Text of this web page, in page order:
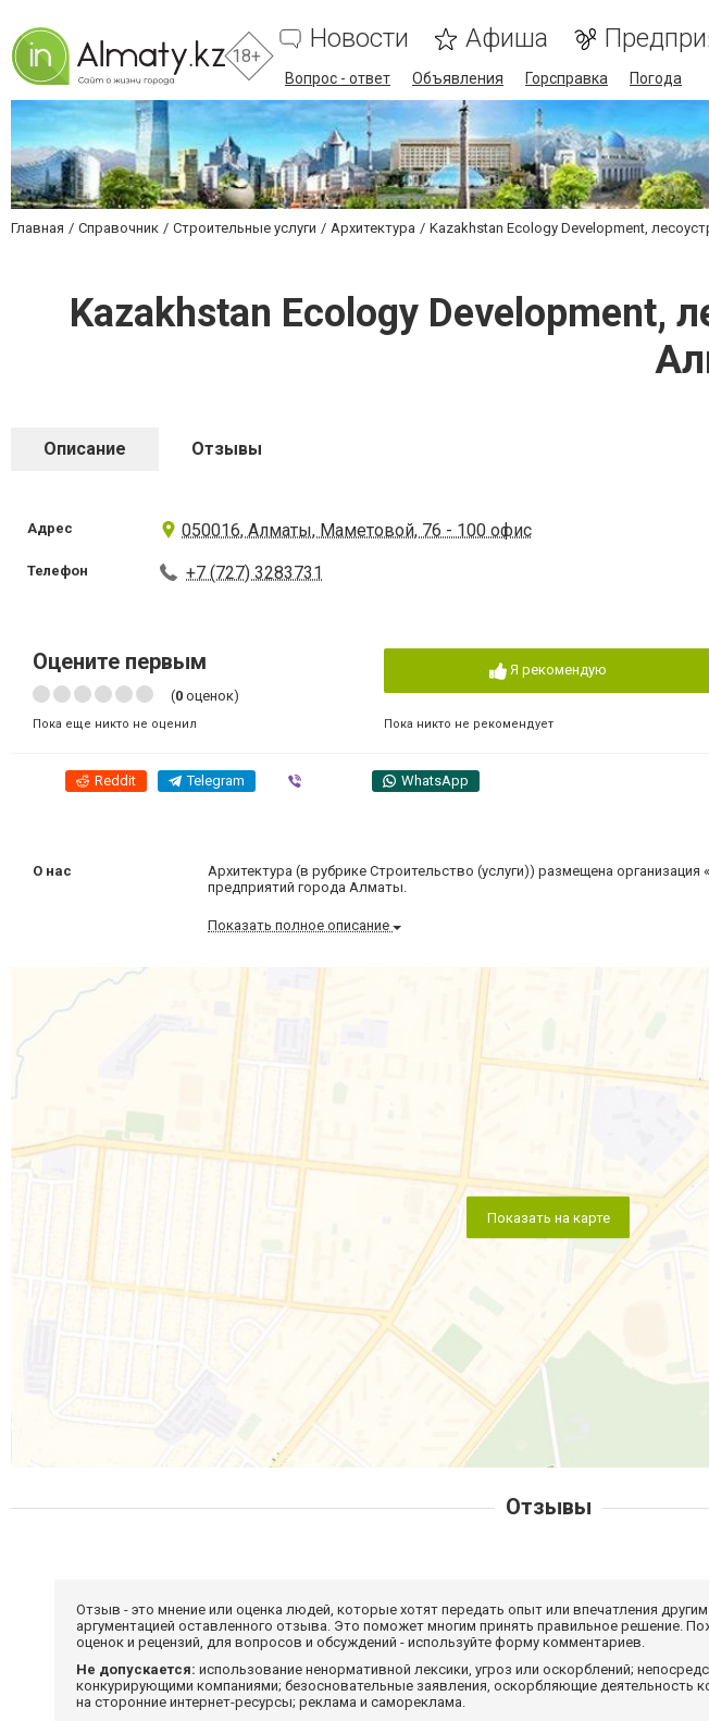
18+
Новости Афиша
Вопрос - ответ Объявления Горсправка Погода
Главная Справочник Строительные услуги Архитектура Kazakhstan Ecology Development,
Kazakhstan Ecology Development,
Описание Отзывы
Адрес 050016, Алматы, Маметовой, 76 - 100 офис
Телефон +7 (727) 3283731
Оцените первым
(0 оценок)
Пока еще никто не оценил
Я рекомендую
Пока никто не рекомендует
Reddit Telegram WhatsApp
О нас
Архитектура (в рубрике Строительство (услуги)) размещена
предприятий города Алматы.
Показать полное описание
Показать на карте
Отзывы
Отзыв - это мнение или оценка людей, которые хотят передать опыт или впечатления
аргументацией оставленного отзыва. Это поможет многим принять правильное решение.
оценок и рецензий, для вопросов и обсуждений - используйте форму комментариев.
Не допускается: использование ненормативной лексики, угроз или оскорблений;
конкурирующими компаниями; безосновательные заявления, оскорбляющие деятельность
на сторонние интернет-ресурсы; реклама и самореклама.